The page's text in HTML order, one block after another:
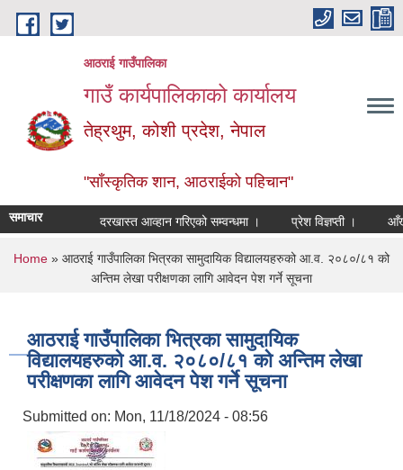
Skip to main content
आठराई गाउँपालिका
गाउँ कार्यपालिकाको कार्यालय
तेह्रथुम, कोशी प्रदेश, नेपाल
"साँस्कृतिक शान, आठराईको पहिचान"
समाचार दरखास्त आव्हान गरिएको सम्वन्धमा । प्रेश विज्ञप्ती । आँखा
You are here
Home » आठराई गाउँपालिका भित्रका सामुदायिक विद्यालयहरुको आ.व. २०८०/८१ को
अन्तिम लेखा परीक्षणका लागि आवेदन पेश गर्ने सूचना
आठराई गाउँपालिका भित्रका सामुदायिक
विद्यालयहरुको आ.व. २०८०/८१ को अन्तिम लेखा
परीक्षणका लागि आवेदन पेश गर्ने सूचना
Submitted on: Mon, 11/18/2024 - 08:56